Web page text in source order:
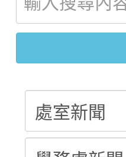
學年度
【甄選
學年度
結果(第